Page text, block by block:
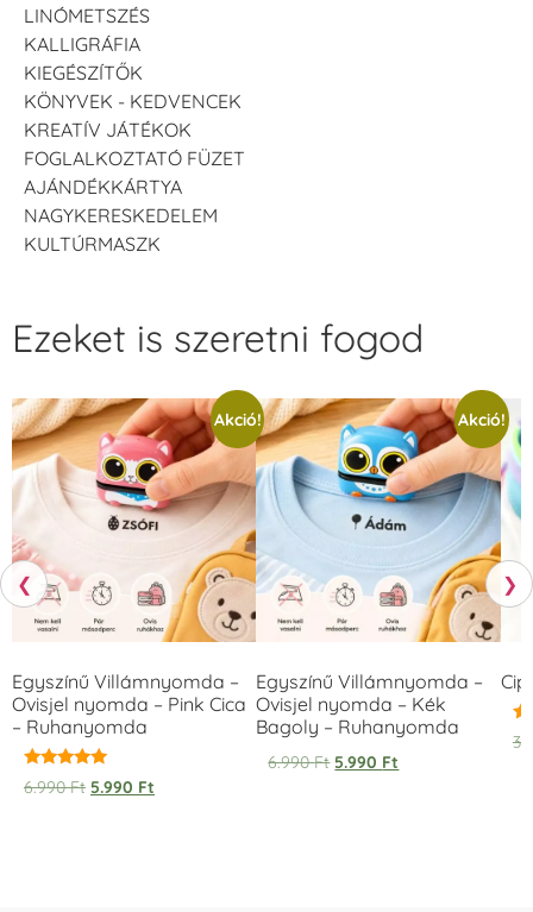
LINÓMETSZÉS
KALLIGRÁFIA
KIEGÉSZÍTŐK
KÖNYVEK - KEDVENCEK
KREATÍV JÁTÉKOK
FOGLALKOZTATÓ FÜZET
AJÁNDÉKKÁRTYA
NAGYKERESKEDELEM
KULTÚRMASZK
❮
Ezeket is szeretni fogod
Akció!
Egyszínű Villámnyomda –
Ovisjel nyomda – Pink Cica
– Ruhanyomda
Értékelés:
5.00
6.990Ft 5.990 Ft
Akció!
Egyszínű Villámnyomda –
Ovisjel nyomda – Kék
Bagoly – Ruhanyomda
6.990Ft 5.990 Ft
❯